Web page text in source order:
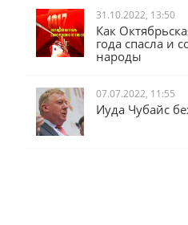
31.10.2022, 13:50
Как
года спасла и
народы
07.07.2022, 11:55
Иуда Чубайс